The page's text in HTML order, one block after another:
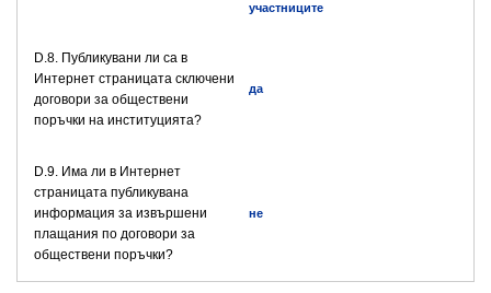
участниците
D.8. Публикувани ли са в
Интернет страницата сключени
договори за обществени
поръчки на институцията?
да
D.9. Има ли в Интернет
страницата публикувана
информация за извършени
плащания по договори за
обществени поръчки?
не